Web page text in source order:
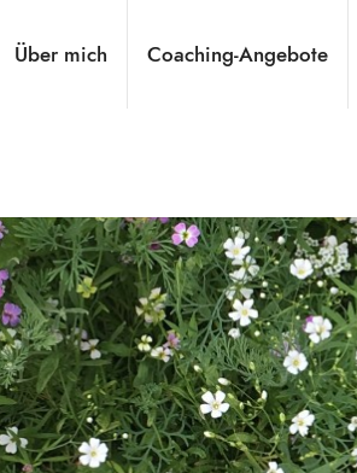
Über mich Coaching-Angebote